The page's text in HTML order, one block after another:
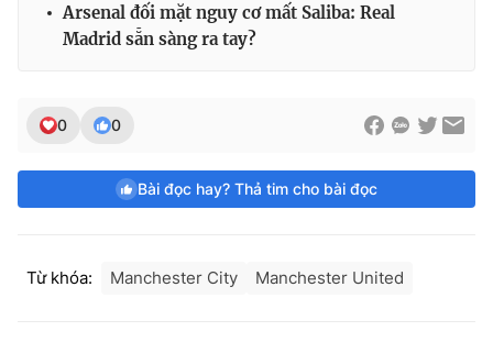
Arsenal đối mặt nguy cơ mất Saliba: Real
Madrid sẵn sàng ra tay?
0 0
Bài đọc hay? Thả tim cho bài đọc
Từ khóa: Manchester City Manchester United